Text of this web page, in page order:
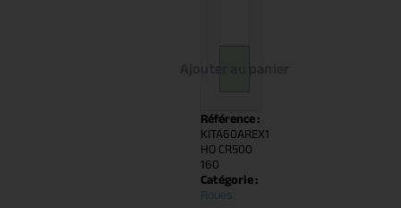
Référence :
KITA60AREX1
HO CR500
160
Catégorie :
Roues